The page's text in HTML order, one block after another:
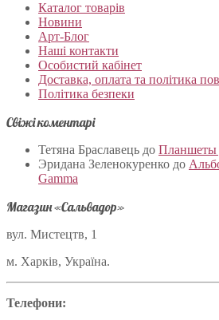
Каталог товарів
Новини
Арт-Блог
Наші контакти
Особистий кабінет
Доставка, оплата та політика
Політика безпеки
Свіжі коментарі
Тетяна Браславець до Планшеты
Эридана Зеленокуренко до
Gamma
Магазин «Сальвадор»
вул. Мистецтв, 1
м. Харків, Україна.
Телефони: